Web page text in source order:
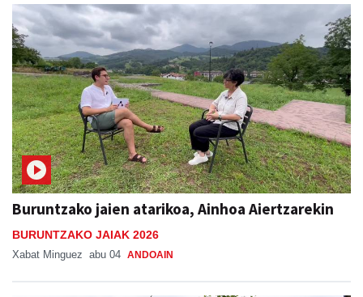
Buruntzako jaien atarikoa, Ainhoa Aiertzarekin
BURUNTZAKO JAIAK 2026
Xabat Minguez abu 04 ANDOAIN